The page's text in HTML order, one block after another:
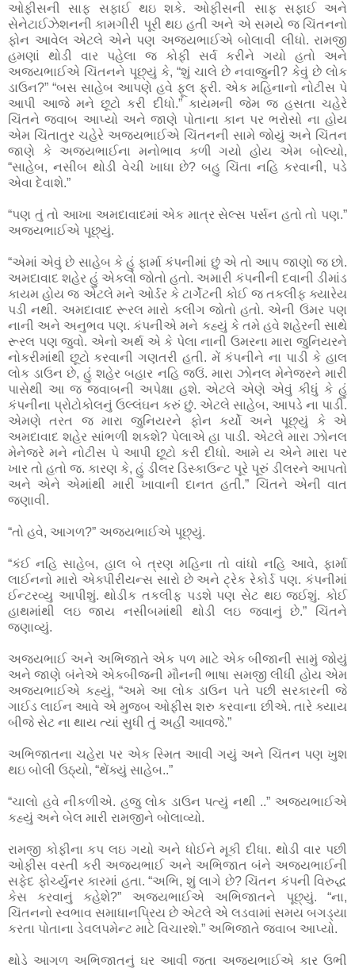
ઓફીસની સાફ સફાઈ થઇ શકે. ઓફીસની સાફ સફાઈ અને
સેનેટાઈઝેશનની કામગીરી પૂરી થઇ હતી અને એ સમયે જ ચિંતનનો
ફોન આવેલ એટલે એને પણ અજયભાઈએ બોલાવી લીધો. રામજી
હમણાં થોડી વાર પહેલા જ કોફી સર્વ કરીને ગયો હતો અને
અજયભાઈએ ચિંતનને પૂછ્યું કે, “શું ચાલે છે નવાજુની? કેવું છે લોક
ડાઉન?” “બસ સાહેબ આપણે હવે ફૂલ ફ્રી. એક મહિનાનો નોટીસ પે
આપી આજે મને છૂટો કરી દીધો.” કાયમની જેમ જ હસતા ચહેરે
ચિંતને જવાબ આપ્યો અને જાણે પોતાના કાન પર ભરોસો ના હોય
એમ ચિંતાતુર ચહેરે અજયભાઈએ ચિંતનની સામે જોયું અને ચિંતન
જાણે કે અજયભાઈના મનોભાવ કળી ગયો હોય એમ બોલ્યો,
“સાહેબ, નસીબ થોડી વેચી ખાધા છે? બહુ ચિંતા નહિ કરવાની, પડે
એવા દેવાશે.”
“પણ તું તો આખા અમદાવાદમાં એક માત્ર સેલ્સ પર્સન હતો તો પણ.”
અજયભાઈએ પૂછ્યું.
“એમાં એવું છે સાહેબ કે હું ફાર્મા કંપનીમાં છું એ તો આપ જાણો જ છો.
અમદાવાદ શહેર હું એકલો જોતો હતો. અમારી કંપનીની દવાની ડીમાંડ
કાયમ હોય જ એટલે મને ઓર્ડર કે ટાર્ગેટની કોઈ જ તકલીફ ક્યારેય
પડી નથી. અમદાવાદ રૂરલ મારો કલીગ જોતો હતો. એની ઉંમર પણ
નાની અને અનુભવ પણ. કંપનીએ મને કહ્યું કે તમે હવે શહેરની સાથે
રૂરલ પણ જુવો. એનો અર્થ એ કે પેલા નાની ઉમરના મારા જુનિયરને
નોકરીમાંથી છૂટો કરવાની ગણતરી હતી. મેં કંપનીને ના પાડી કે હાલ
લોક ડાઉન છે, હું શહેર બહાર નહિ જઉં. મારા ઝોનલ મેનેજરને મારી
પાસેથી આ જ જવાબની અપેક્ષા હશે. એટલે એણે એવું કીધું કે હું
કંપનીના પ્રોટોકોલનું ઉલ્લંઘન કરું છું. એટલે સાહેબ, આપડે ના પાડી.
એમણે તરત જ મારા જુનિયરને ફોન કર્યો અને પૂછ્યું કે એ
અમદાવાદ શહેર સાંભળી શકશે? પેલાએ હા પાડી. એટલે મારા ઝોનલ
મેનેજરે મને નોટીસ પે આપી છૂટો કરી દીધો. આમે ય એને મારા પર
ખાર તો હતો જ. કારણ કે, હું ડીલર ડિસ્કાઉન્ટ પૂરે પૂરું ડીલરને આપતો
અને એને એમાંથી મારી ખાવાની દાનત હતી.” ચિંતને એની વાત
જણાવી.
“તો હવે, આગળ?” અજયભાઈએ પૂછ્યું.
“કંઈ નહિ સાહેબ, હાલ બે ત્રણ મહિના તો વાંધો નહિ આવે, ફાર્મા
લાઈનનો મારો એક્પીરીયન્સ સારો છે અને ટ્રેક રેકોર્ડ પણ. કંપનીમાં
ઈન્ટરવ્યુ આપીશું. થોડીક તકલીફ પડશે પણ સેટ થઇ જઈશું. કોઈ
હાથમાંથી લઇ જાય નસીબમાંથી થોડી લઇ જવાનું છે.” ચિંતને
જણાવ્યું.
અજયભાઈ અને અભિજાતે એક પળ માટે એક બીજાની સામું જોયું
અને જાણે બંનેએ એકબીજની મૌનની ભાષા સમજી લીધી હોય એમ
અજયભાઈએ કહ્યું, “અમે આ લોક ડાઉન પતે પછી સરકારની જે
ગાઈડ લાઈન આવે એ મુજબ ઓફીસ શરુ કરવાના છીએ. તારે ક્યાય
બીજે સેટ ના થાય ત્યાં સુધી તું અહીં આવજે.”
અભિજાતના ચહેરા પર એક સ્મિત આવી ગયું અને ચિંતન પણ ખુશ
થઇ બોલી ઉઠ્યો, “થેંક્યું સાહેબ..”
“ચાલો હવે નીકળીએ. હજુ લોક ડાઉન પત્યું નથી ..” અજયભાઈએ
કહ્યું અને બેલ મારી રામજીને બોલાવ્યો.
રામજી કોફીના કપ લઇ ગયો અને ધોઈને મૂકી દીધા. થોડી વાર પછી
ઓફીસ વસ્તી કરી અજયભાઈ અને અભિજાત બંને અજયભાઈની
સફેદ ફોર્ચ્યુનર કારમાં હતા. “અભિ, શું લાગે છે? ચિંતન કંપની વિરુદ્ધ
કેસ કરવાનું કહેશે?” અજયભાઈએ અભિજાતને પૂછ્યું. “ના,
ચિંતનનો સ્વભાવ સમાધાનપ્રિય છે એટલે એ લડવામાં સમય બગડ્યા
કરતા પોતાના ડેવલપમેન્ટ માટે વિચારશે.” અભિજાતે જવાબ આપ્યો.
થોડે આગળ અભિજાતનું ઘર આવી જતા અજયભાઈએ કાર ઉભી